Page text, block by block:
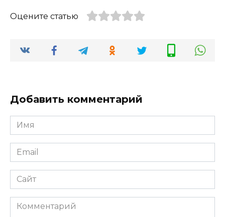
Оцените статью
Добавить комментарий
Имя
Email
Сайт
Комментарий